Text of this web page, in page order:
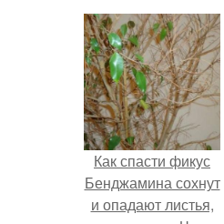
Как спасти фикус
Бенджамина сохнут
и опадают листья,